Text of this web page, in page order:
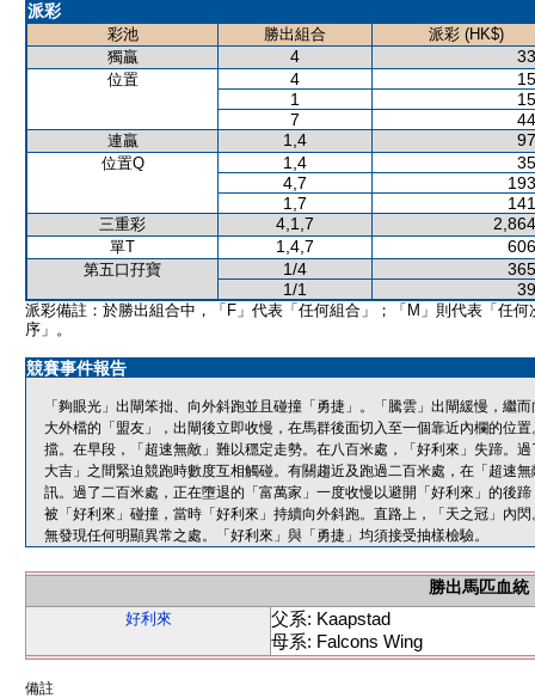
派彩
彩池 勝出組合
派彩 (HK$)
獨贏
4
位置 4
1
7
連贏 1,4
位置Q 1,4
4,7
1,7
三重彩 4,1,7
單T 1,4,7
第五口孖寶 1/4
1/1
派彩備註：於勝出組合中，「F」代表「任何組合」；「M」則代表「任何
序」。
競賽事件報告
「夠眼光」出閘笨拙、向外斜跑並且碰撞「勇捷」。「騰雲」出閘緩慢，繼
大外檔的「盟友」，出閘後立即收慢，在馬群後面切入至一個靠近內欄的位
擋。在早段，「超速無敵」難以穩定走勢。在八百米處，「好利來」失蹄。
大吉」之間緊迫競跑時數度互相觸碰。有關趨近及跑過二百米處，在「超速
訊。過了二百米處，正在墮退的「富萬家」一度收慢以避開「好利來」的後
被「好利來」碰撞，當時「好利來」持續向外斜跑。直路上，「天之冠」內
無發現任何明顯異常之處。「好利來」與「勇捷」均須接受抽樣檢驗。
勝出馬匹血統
好利來
父系: Kaapstad
母系: Falcons Wing
備註